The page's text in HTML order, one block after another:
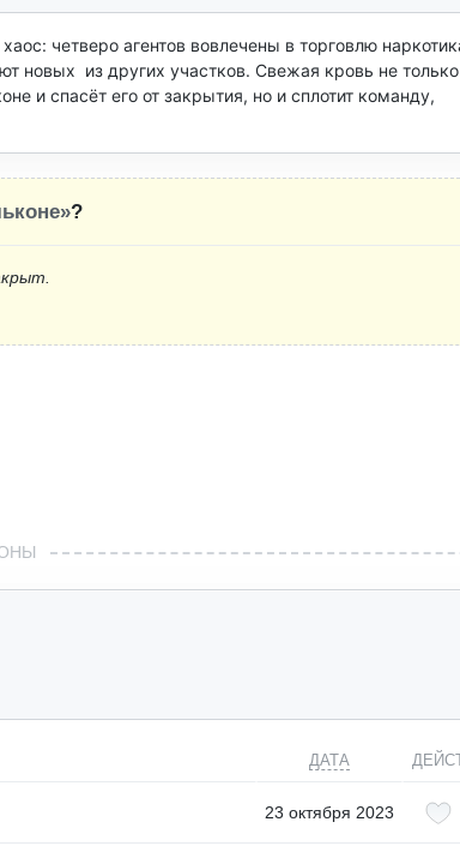
четверо агентов вовлечены в торговлю
новых  из других участков. Свежая кровь не только
и спасёт его от закрытия, но и сплотит команду,
?
ДАТА
23 октября 2023